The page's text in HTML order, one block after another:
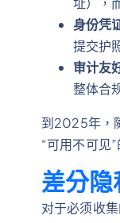
身份凭
提交护
审计友
整体合
到2025年，
“可用不可见
差分
对于必须收